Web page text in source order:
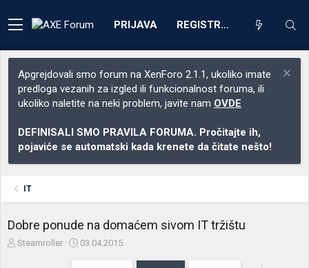
PRIJAVA REGISTRACIJA
Apgrejdovali smo forum na XenForo 2.1.1, ukoliko imate
predloga vezanih za izgled ili funkcionalnost foruma, ili
ukoliko naletite na neki problem, javite nam OVDE
DEFINISALI SMO PRAVILA FORUMA. Pročitajte ih,
pojaviće se automatski kada krenete da čitate nešto!
IT
Dobre ponude na domaćem sivom IT tržištu
Z
Steamroller
D
03.04.2015.